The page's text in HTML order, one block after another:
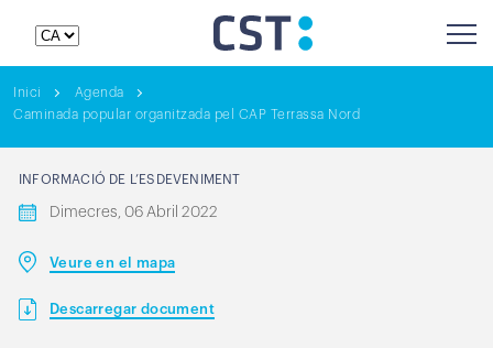
Inici
Agenda
Caminada popular organitzada pel CAP Terrassa Nord
INFORMACIÓ DE L’ESDEVENIMENT
Dimecres, 06 Abril 2022
Veure en el mapa
Descarregar document